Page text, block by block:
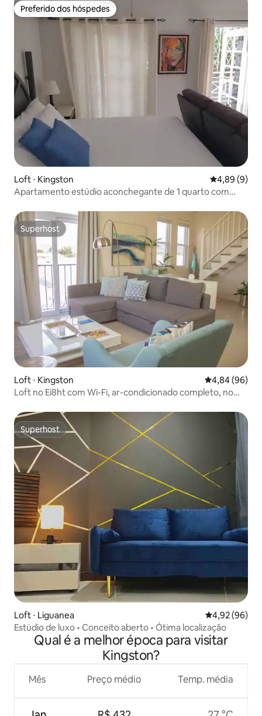
Preferido dos hóspedes
Preferido dos hóspedes
Loft ⋅ Kingston 4,89 de uma
4,89 (9)
Apartamento estúdio aconchegante de 1 quarto com
Superhost
Superhost
Loft ⋅ Kingston 4,84 de uma
4,84 (96)
Loft no Ei8ht com Wi-Fi, ar-condicionado completo, no
Superhost
Superhost
Loft ⋅ Liguanea 4,92 de uma
4,92 (96)
Estúdio de luxo • Conceito aberto • Ótima localização
Qual é a melhor época para visitar
Kingston?
Mês Preço médio Temp. média